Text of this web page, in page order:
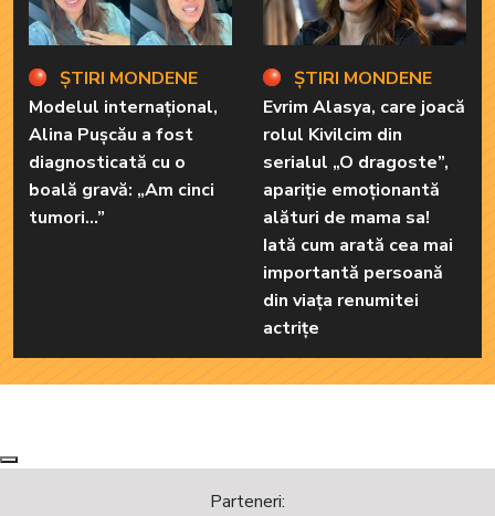
ȘTIRI MONDENE
Modelul internațional,
Alina Pușcău a fost
diagnosticată cu o
boală gravă: „Am cinci
tumori...”
ȘTIRI MONDENE
Evrim Alasya, care joacă
rolul Kivilcim din
serialul „O dragoste”,
apariție emoționantă
alături de mama sa!
Iată cum arată cea mai
importantă persoană
din viața renumitei
actrițe
Next
Previous
Parteneri: